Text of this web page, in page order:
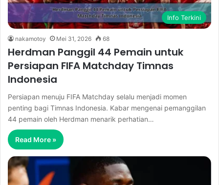
Info Terkini
nakamotoy Mei 31, 2026 68
Herdman Panggil 44 Pemain untuk
Persiapan FIFA Matchday Timnas
Indonesia
Persiapan menuju FIFA Matchday selalu menjadi momen
penting bagi Timnas Indonesia. Kabar mengenai pemanggilan
44 pemain oleh Herdman menarik perhatian…
Read More »